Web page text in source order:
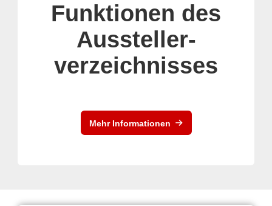
Funktionen des
Aussteller-
verzeichnisses
Mehr Informationen